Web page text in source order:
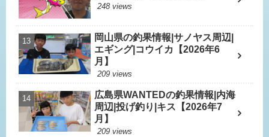
248 views
岡山県の釣果情報|サノヤス周辺|
エギング|コウイカ【2026年6
月】
209 views
広島県WANTEDの釣果情報|内海
周辺|投げ釣り|キス【2026年7
月】
209 views